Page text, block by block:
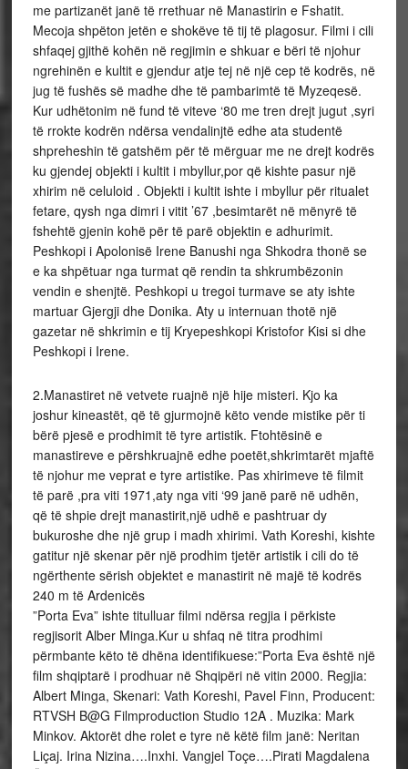
me partizanët janë të rrethuar në Manastirin e Fshatit.
Mecoja shpëton jetën e shokëve të tij të plagosur. Filmi i cili
shfaqej gjithë kohën në regjimin e shkuar e bëri të njohur
ngrehinën e kultit e gjendur atje tej në një cep të kodrës, në
jug të fushës së madhe dhe të pambarimtë të Myzeqesë.
Kur udhëtonim në fund të viteve ‘80 me tren drejt jugut ,syri
të rrokte kodrën ndërsa vendalinjtë edhe ata studentë
shpreheshin të gatshëm për të mërguar me ne drejt kodrës
ku gjendej objekti i kultit i mbyllur,por që kishte pasur një
xhirim në celuloid . Objekti i kultit ishte i mbyllur për ritualet
fetare, qysh nga dimri i vitit ’67 ,besimtarët në mënyrë të
fshehtë gjenin kohë për të parë objektin e adhurimit.
Peshkopi i Apolonisë Irene Banushi nga Shkodra thonë se
e ka shpëtuar nga turmat që rendin ta shkrumbëzonin
vendin e shenjtë. Peshkopi u tregoi turmave se aty ishte
martuar Gjergji dhe Donika. Aty u internuan thotë një
gazetar në shkrimin e tij Kryepeshkopi Kristofor Kisi si dhe
Peshkopi i Irene.
2.Manastiret në vetvete ruajnë një hije misteri. Kjo ka
joshur kineastët, që të gjurmojnë këto vende mistike për ti
bërë pjesë e prodhimit të tyre artistik. Ftohtësinë e
manastireve e përshkruajnë edhe poetët,shkrimtarët mjaftë
të njohur me veprat e tyre artistike. Pas xhirimeve të filmit
të parë ,pra viti 1971,aty nga viti ‘99 janë parë në udhën,
që të shpie drejt manastirit,një udhë e pashtruar dy
bukuroshe dhe një grup i madh xhirimi. Vath Koreshi, kishte
gatitur një skenar për një prodhim tjetër artistik i cili do të
ngërthente sërish objektet e manastirit në majë të kodrës
240 m të Ardenicës
”Porta Eva” ishte titulluar filmi ndërsa regjia i përkiste
regjisorit Alber Minga.Kur u shfaq në titra prodhimi
përmbante këto të dhëna identifikuese:”Porta Eva është një
film shqiptarë i prodhuar në Shqipëri në vitin 2000. Regjia:
Albert Minga, Skenari: Vath Koreshi, Pavel Finn, Producent:
RTVSH B@G Filmproduction Studio 12A . Muzika: Mark
Minkov. Aktorët dhe rolet e tyre në këtë film janë: Neritan
Liçaj. Irina Nizina….Inxhi. Vangjel Toçe….Pirati Magdalena